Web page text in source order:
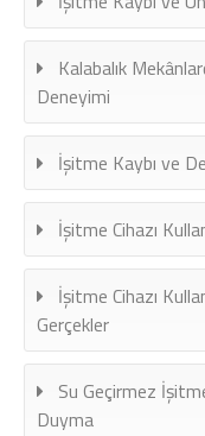
Kalabalık
Deneyimi
İşitme Kaybı ve
İşitme Cihazı
İşitme Cihazı
Gerçekler
Su Geçirmez
Duyma